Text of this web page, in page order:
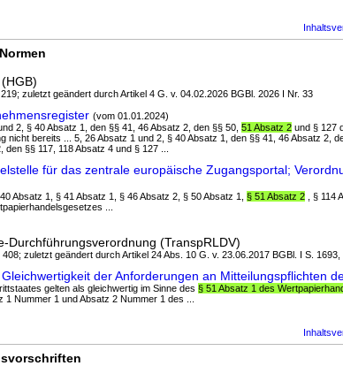
zuletzt geändert durch Artikel 4 G. v. 04.02.2026 BGBl. 2026 I Nr. 33
(vom 01.01.2024)
2, § 40 Absatz 1, den §§ 41, 46 Absatz 2, den §§ 50, 51 Absatz 2 und § 127
nicht bereits ... 5, 26 Absatz 1 und 2, § 40 Absatz 1, den §§ 41, 46 Absatz 2,
den §§ 117, 118 Absatz 4 und § 127 ...
für das zentrale europäische Zugangsportal;
40 Absatz 1, § 41 Absatz 1, § 46 Absatz 2, § 50 Absatz 1, § 51 Absatz 2 , § 114
...
Durchführungsverordnung (TranspRLDV)
zuletzt geändert durch Artikel 24 Abs. 10 G. v. 23.06.2017 BGBl. I S. 1693,
der Anforderungen an Mitteilungspflichten
gelten als gleichwertig im Sinne des § 51 Absatz 1 des
1 Nummer 1 und Absatz 2 Nummer 1 des ...